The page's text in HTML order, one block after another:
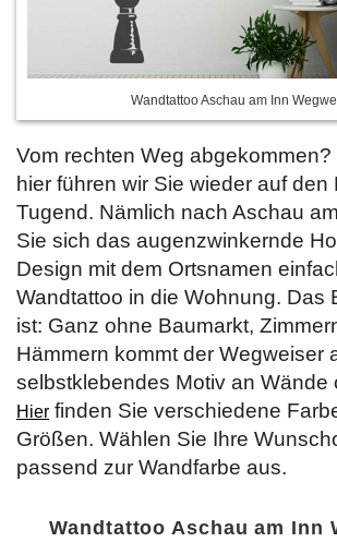
Wandtattoo Aschau am Inn
Vom rechten Weg abgekommen?
hier führen wir Sie wieder auf den
Tugend. Nämlich nach Aschau
Sie sich das augenzwinkernde
Design mit dem Ortsnamen
Wandtattoo in die Wohnung. Das
ist: Ganz ohne Baumarkt,
Hämmern kommt der Wegweiser
selbstklebendes Motiv an Wände
Hier finden Sie verschiedene
Größen. Wählen Sie Ihre
passend zur Wandfarbe aus.
Wandtattoo Aschau am Inn